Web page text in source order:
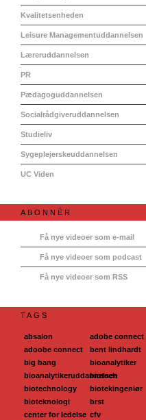
Kvalitetsenheden
Leisure Managementuddannelsen
Læreruddannelsen
PR
Pædagoguddannelsen
Socialrådgiveruddannelsen
Studieliv
Sygeplejerskeuddannelsen
UC Viden
ABONNÉR
Få nye videoer som e-mail
Få nye videoer som podcast
Få nye videoer som RSS
TAGS
absalon
adobe connect
adoobe connect
bent lindhardt
big bang
bioanalytiker
bioanalytikeruddannelsen
biotech
biotechnology
biotekingeniør
bioteknologi
brst
center for ledelse cfv